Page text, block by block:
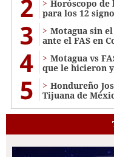
2
Horóscopo de
para los 12
3
Motagua sin
ante el FAS en
4
Motagua vs
que le hicieron
5
Hondureño
Tijuana de